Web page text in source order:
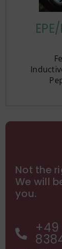
Not the
We will
you.
+49